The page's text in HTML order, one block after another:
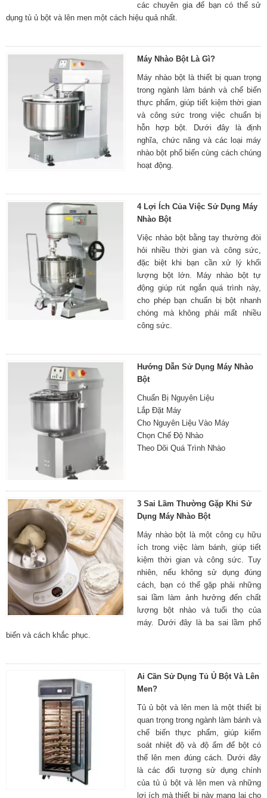
các chuyên gia để bạn có thể sử
dụng tủ ủ bột và lên men một cách hiệu quả nhất.
Máy Nhào Bột Là Gì?
Máy nhào bột là thiết bị quan trọng
trong ngành làm bánh và chế biến
thực phẩm, giúp tiết kiệm thời gian
và công sức trong việc chuẩn bị
hỗn hợp bột. Dưới đây là định
nghĩa, chức năng và các loại máy
nhào bột phổ biến cùng cách chúng
hoạt động.
4 Lợi Ích Của Việc Sử Dụng Máy
Nhào Bột
Việc nhào bột bằng tay thường đòi
hỏi nhiều thời gian và công sức,
đặc biệt khi bạn cần xử lý khối
lượng bột lớn. Máy nhào bột tự
động giúp rút ngắn quá trình này,
cho phép bạn chuẩn bị bột nhanh
chóng mà không phải mất nhiều
công sức.
Hướng Dẫn Sử Dụng Máy Nhào
Bột
Chuẩn Bị Nguyên Liệu
Lắp Đặt Máy
Cho Nguyên Liệu Vào Máy
Chọn Chế Độ Nhào
Theo Dõi Quá Trình Nhào
3 Sai Lầm Thường Gặp Khi Sử
Dụng Máy Nhào Bột
Máy nhào bột là một công cụ hữu
ích trong việc làm bánh, giúp tiết
kiệm thời gian và công sức. Tuy
nhiên, nếu không sử dụng đúng
cách, bạn có thể gặp phải những
sai lầm làm ảnh hưởng đến chất
lượng bột nhào và tuổi thọ của
máy. Dưới đây là ba sai lầm phổ
biến và cách khắc phục.
Ai Cần Sử Dụng Tủ Ủ Bột Và Lên
Men?
Tủ ủ bột và lên men là một thiết bị
quan trọng trong ngành làm bánh và
chế biến thực phẩm, giúp kiểm
soát nhiệt độ và độ ẩm để bột có
thể lên men đúng cách. Dưới đây
là các đối tượng sử dụng chính
của tủ ủ bột và lên men và những
lợi ích mà thiết bị này mang lại cho